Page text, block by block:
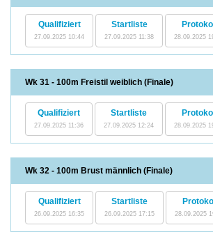
Qualifiziert
27.09.2025 10:44
Startliste
27.09.2025 11:38
Protokoll
28.09.2025
Wk 31 - 100m Freistil weiblich (Finale)
Qualifiziert
27.09.2025 11:36
Startliste
27.09.2025 12:24
Protokoll
28.09.2025
Wk 32 - 100m Brust männlich (Finale)
Qualifiziert
26.09.2025 16:35
Startliste
26.09.2025 17:15
Protokoll
28.09.2025